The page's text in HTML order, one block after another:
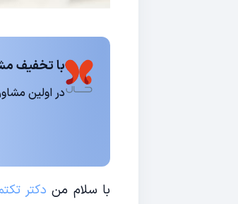
با تخفیف
در اولین مشاوره
با سلام من دکتر